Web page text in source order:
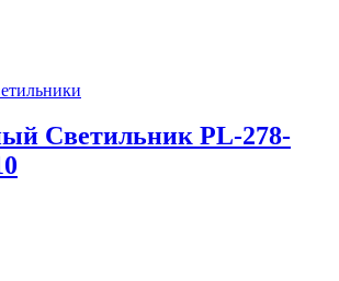
Светильник PL-278-